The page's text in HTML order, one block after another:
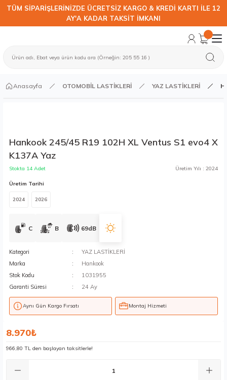
TÜM SİPARİŞLERİNİZDE ÜCRETSİZ KARGO & KREDİ KARTI İLE 12
AY'A KADAR TAKSİT İMKANI
Anasayfa OTOMOBİL LASTİKLERİ YAZ LASTİKLERİ
Hankook 245/45 R19 102H XL Ventus S1 evo4 X
K137A Yaz
Stokta 14 Adet Üretim Yılı : 2024
Üretim Tarihi
2024 2026
C B 69dB
Kategori
YAZ LASTİKLERİ
Marka
Hankook
Stok Kodu
1031955
Garanti Süresi
24 Ay
Aynı Gün Kargo Fırsatı Montaj Hizmeti
8.970₺
966,80 TL den başlayan taksitlerle!